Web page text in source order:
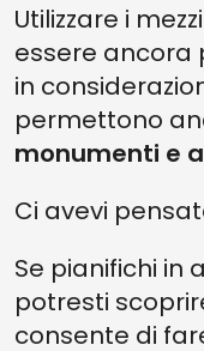
Utilizzare i
essere ancora
in
permettono
monumenti e
Ci avevi
Se pianifichi in
potresti
consente di